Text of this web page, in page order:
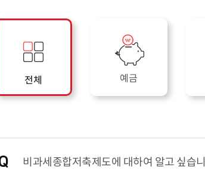
전체 예금
비과세종합저축제도에 대하여 알고 싶습